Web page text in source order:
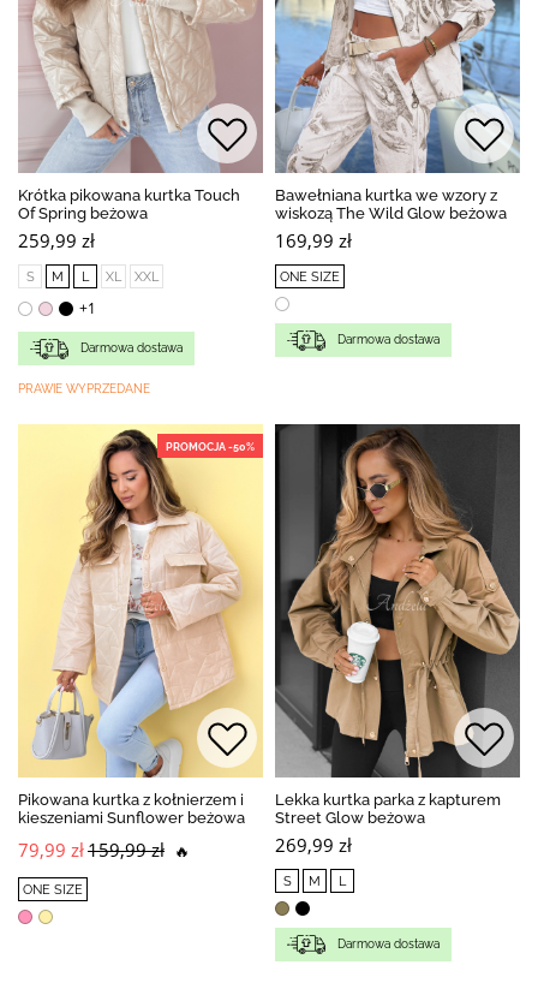
Krótka pikowana kurtka Touch
Of Spring beżowa
259,99 zł
S M L XL XXL
+1
Darmowa dostawa
PRAWIE WYPRZEDANE
Bawełniana kurtka we wzory z
wiskozą The Wild Glow beżowa
169,99 zł
ONE SIZE
Darmowa dostawa
PROMOCJA -50%
Pikowana kurtka z kołnierzem i
kieszeniami Sunflower beżowa
79,99 zł159,99 zł 🔥
ONE SIZE
Lekka kurtka parka z kapturem
Street Glow beżowa
269,99 zł
S M L
Darmowa dostawa